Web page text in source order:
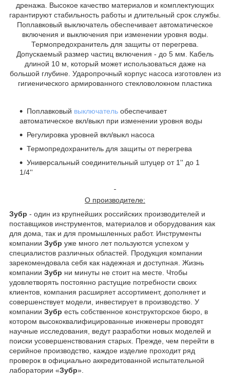
дренажа. Высокое качество материалов и комплектующих
гарантируют стабильность работы и длительный срок службы.
Поплавковый выключатель обеспечивает автоматическое
включения и выключения при изменении уровня воды.
Термопредохранитель для защиты от перегрева.
Допускаемый размер частиц включения - до 5 мм. Кабель
длиной 10 м, который может использоваться даже на
большой глубине. Ударопрочный корпус насоса изготовлен из
гигиенического армированного стекловолокном пластика
Поплавковый выключатель обеспечивает
автоматическое вкл/выкл при изменении уровня воды
Регулировка уровней вкл/выкл насоса
Термопредохранитель для защиты от перегрева
Универсальный соединительный штуцер от 1'' до 1
1/4''
О производителе:
Зубр - один из крупнейших российских производителей и
поставщиков инструментов, материалов и оборудования как
для дома, так и для промышленных работ. Инструменты
компании Зубр уже много лет пользуются успехом у
специалистов различных областей. Продукция компании
зарекомендовала себя как надежная и доступная. Жизнь
компании Зубр ни минуты не стоит на месте. Чтобы
удовлетворять постоянно растущие потребности своих
клиентов, компания расширяет ассортимент, дополняет и
совершенствует модели, инвестирует в производство. У
компании Зубр есть собственное конструкторское бюро, в
котором высококвалифицированные инженеры проводят
научные исследования, ведут разработки новых моделей и
поиски усовершенствования старых. Прежде, чем перейти в
серийное производство, каждое изделие проходит ряд
проверок в официально аккредитованной испытательной
лаборатории «Зубр».